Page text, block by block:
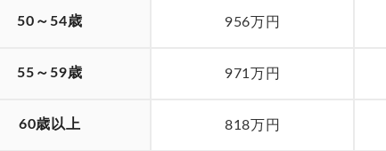
50～54歳 956万円
55～59歳 971万円
60歳以上 818万円